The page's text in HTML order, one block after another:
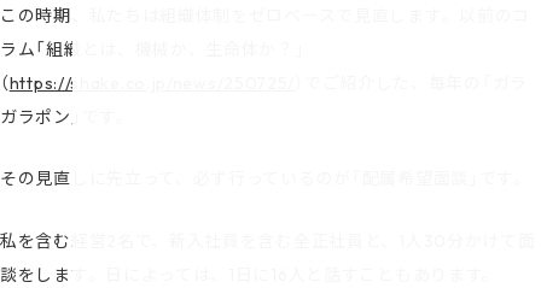
この時期、私たちは組織体制をゼロベースで見直します。以前のコ
ラム「組織とは、機械か、生命体か？」
（https://shake.co.jp/news/250725/
ガラポン」です。
その見直しに先立って、必ず行っているのが「配属希望面談」です。
私を含む経営2名で、新入社員を含む全正社員と、1人30分かけて面
談をします。日によっては、1日に16人と話すこともあります。